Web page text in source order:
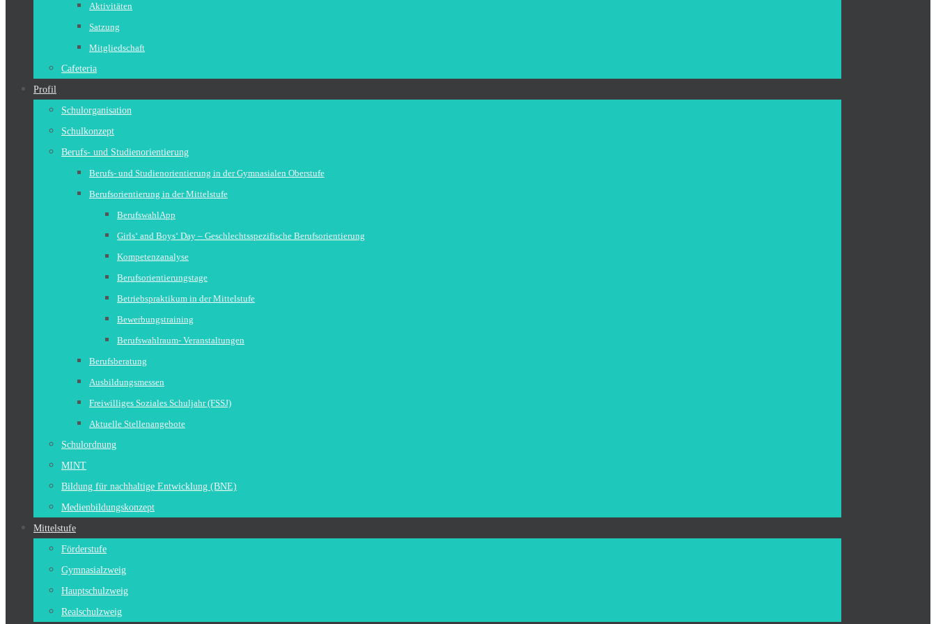
Aktivitäten
Satzung
Mitgliedschaft
Cafeteria
Profil
Schulorganisation
Schulkonzept
Berufs- und Studienorientierung
Berufs- und Studienorientierung in der Gymnasialen Oberstufe
Berufsorientierung in der Mittelstufe
BerufswahlApp
Girls‘ and Boys‘ Day – Geschlechtsspezifische Berufsorientierung
Kompetenzanalyse
Berufsorientierungstage
Betriebspraktikum in der Mittelstufe
Bewerbungstraining
Berufswahlraum- Veranstaltungen
Berufsberatung
Ausbildungsmessen
Freiwilliges Soziales Schuljahr (FSSJ)
Aktuelle Stellenangebote
Schulordnung
MINT
Bildung für nachhaltige Entwicklung (BNE)
Medienbildungskonzept
Mittelstufe
Förderstufe
Gymnasialzweig
Hauptschulzweig
Realschulzweig